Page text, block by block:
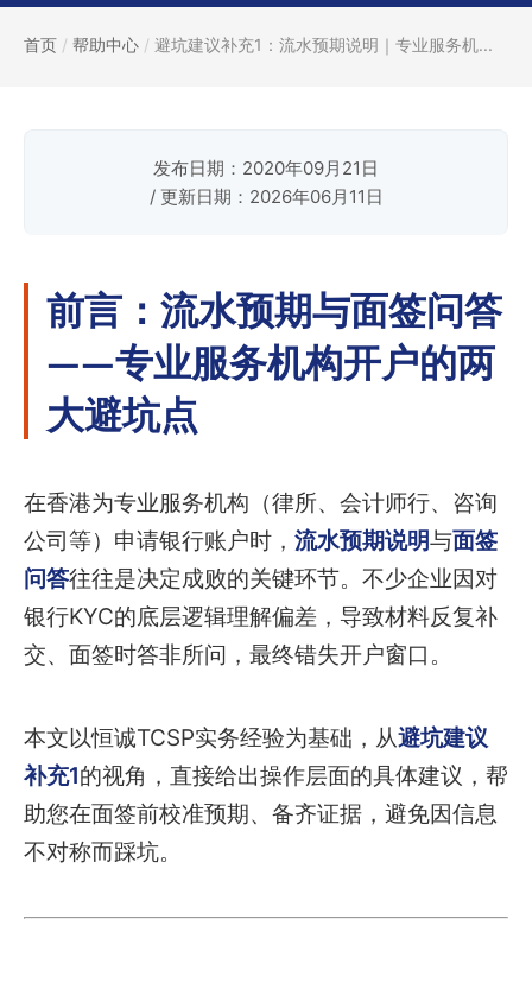
首页 / 帮助中心 / 避坑建议补充1：流水预期说明｜专业服务机...
发布日期：2020年09月21日
/ 更新日期：2026年06月11日
前言：流水预期与面签问答
——专业服务机构开户的两
大避坑点
在香港为专业服务机构（律所、会计师行、咨询
公司等）申请银行账户时， 流水预期说明与面签
问答往往是决定成败的关键环节。不少企业因对
银行KYC的底层逻辑理解偏差，导致材料反复补
交、面签时答非所问，最终错失开户窗口。
本文以恒诚TCSP实务经验为基础，从避坑建议
补充1的视角，直接给出操作层面的具体建议，帮
助您在面签前校准预期、备齐证据，避免因信息
不对称而踩坑。